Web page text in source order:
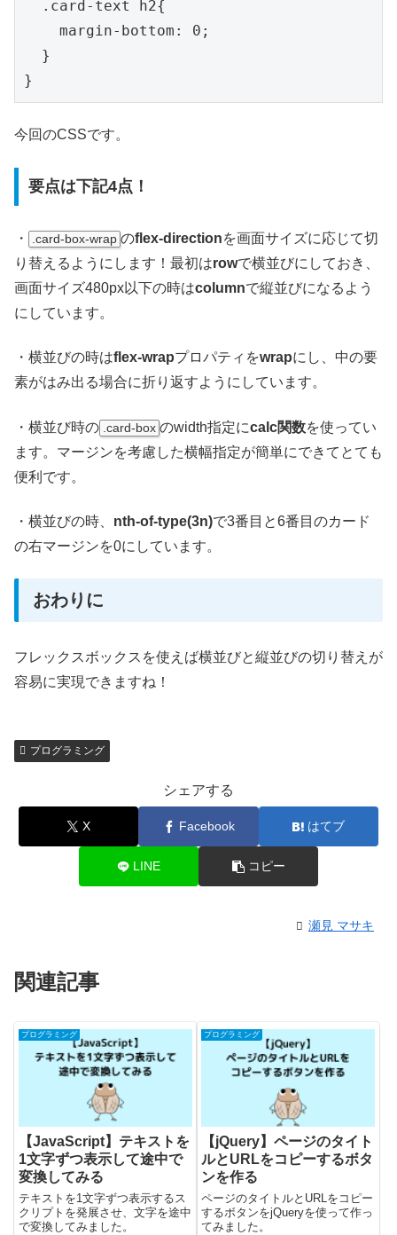
  .card-text h2{
    margin-bottom: 0;
  }
}
今回のCSSです。
要点は下記4点！
・ .card-box-wrap のflex-directionを画面サイズに応じて切
り替えるようにします！最初はrowで横並びにしておき、
画面サイズ480px以下の時はcolumnで縦並びになるよう
にしています。
・横並びの時はflex-wrapプロパティをwrapにし、中の要
素がはみ出る場合に折り返すようにしています。
・横並び時の .card-box のwidth指定にcalc関数を使ってい
ます。マージンを考慮した横幅指定が簡単にできてとても
便利です。
・横並びの時、 nth-of-type(3n)で3番目と6番目のカード
の右マージンを0にしています。
おわりに
フレックスボックスを使えば横並びと縦並びの切り替えが
容易に実現できますね！
プログラミング
シェアする
X Facebook はてブ
LINE コピー
瀬見 マサキ
関連記事
プログラミング
【JavaScript】テキストを
1文字ずつ表示して途中で
変換してみる
テキストを1文字ずつ表示するス
クリプトを発展させ、文字を途中
で変換してみました。
プログラミング
【jQuery】ページのタイト
ルとURLをコピーするボタ
ンを作る
ページのタイトルとURLをコピー
するボタンをjQueryを使って作っ
てみました。